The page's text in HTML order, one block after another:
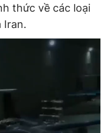
thức về các loại
Iran.